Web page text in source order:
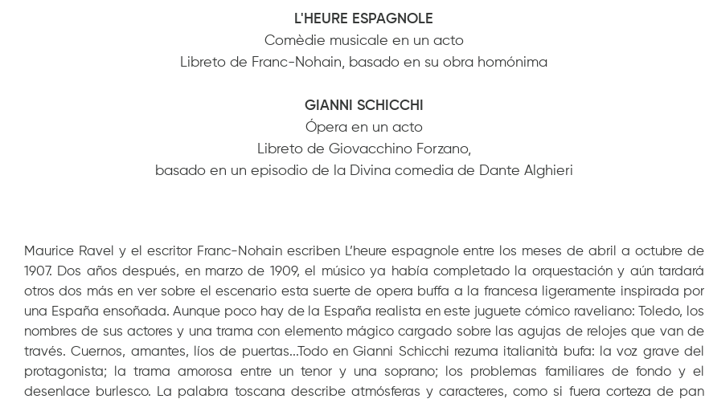
L'HEURE ESPAGNOLE
Comèdie musicale en un acto
Libreto de Franc-Nohain, basado en su obra homónima
GIANNI SCHICCHI
Ópera en un acto
Libreto de Giovacchino Forzano,
basado en un episodio de la Divina comedia de Dante Alghieri
Maurice Ravel y el escritor Franc-Nohain escriben L’heure espagnole entre los meses de abril a octubre de
1907. Dos años después, en marzo de 1909, el músico ya había completado la orquestación y aún tardará
otros dos más en ver sobre el escenario esta suerte de opera buffa a la francesa ligeramente inspirada por
una España ensoñada. Aunque poco hay de la España realista en este juguete cómico raveliano: Toledo, los
nombres de sus actores y una trama con elemento mágico cargado sobre las agujas de relojes que van de
través. Cuernos, amantes, líos de puertas...Todo en Gianni Schicchi rezuma italianità bufa: la voz grave del
protagonista; la trama amorosa entre un tenor y una soprano; los problemas familiares de fondo y el
desenlace burlesco. La palabra toscana describe atmósferas y caracteres, como si fuera corteza de pan